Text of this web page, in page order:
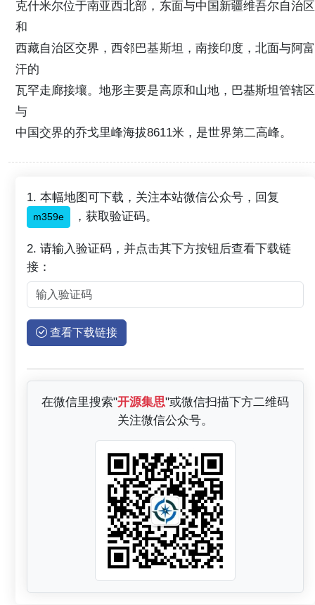
克什米尔位于南亚西北部，东面与中国新疆维吾尔自治区
和
西藏自治区交界，西邻巴基斯坦，南接印度，北面与阿富
汗的
瓦罕走廊接壤。地形主要是高原和山地，巴基斯坦管辖区
与
中国交界的乔戈里峰海拔8611米，是世界第二高峰。
1. 本幅地图可下载，关注本站微信公众号，回复
m359e ，获取验证码。
2. 请输入验证码，并点击其下方按钮后查看下载链
接：
查看下载链接
在微信里搜索"开源集思"或微信扫描下方二维码
关注微信公众号。